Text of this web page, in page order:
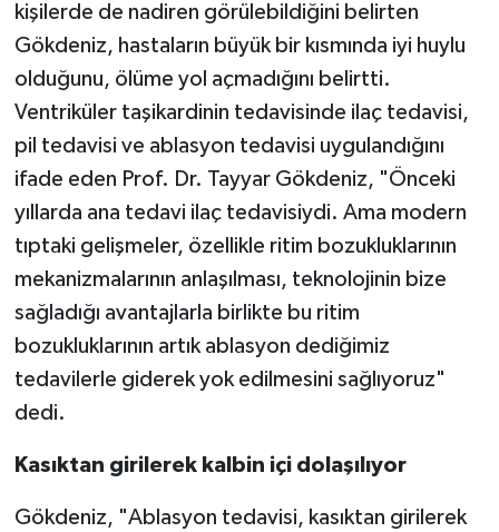
kişilerde de nadiren görülebildiğini belirten
Gökdeniz, hastaların büyük bir kısmında iyi huylu
olduğunu, ölüme yol açmadığını belirtti.
Ventriküler taşikardinin tedavisinde ilaç tedavisi,
pil tedavisi ve ablasyon tedavisi uygulandığını
ifade eden Prof. Dr. Tayyar Gökdeniz, "Önceki
yıllarda ana tedavi ilaç tedavisiydi. Ama modern
tıptaki gelişmeler, özellikle ritim bozukluklarının
mekanizmalarının anlaşılması, teknolojinin bize
sağladığı avantajlarla birlikte bu ritim
bozukluklarının artık ablasyon dediğimiz
tedavilerle giderek yok edilmesini sağlıyoruz"
dedi.
Kasıktan girilerek kalbin içi dolaşılıyor
Gökdeniz, "Ablasyon tedavisi, kasıktan girilerek